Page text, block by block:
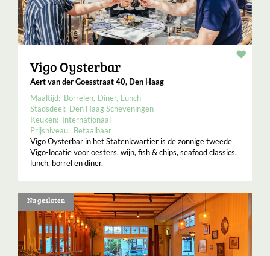
Vigo Oysterbar
Aert van der Goesstraat 40, Den Haag
Maaltijd: Borrelen Diner Lunch
Stadsdeel: Den Haag Scheveningen
Keuken: Internationaal
Prijsniveau: Betaalbaar
Vigo Oysterbar in het Statenkwartier is de zonnige tweede
Vigo-locatie voor oesters, wijn, fish & chips, seafood classics,
lunch, borrel en diner.
Nu gesloten